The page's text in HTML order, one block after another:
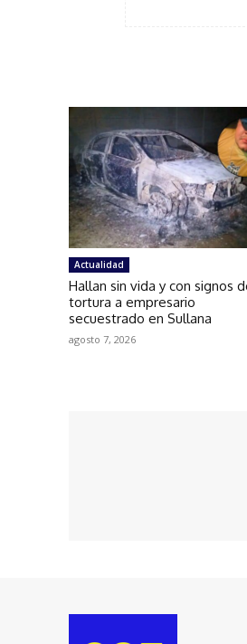
Actualidad
Hallan sin vida y con signos
tortura a empresario
secuestrado en Sullana
agosto 7, 2026